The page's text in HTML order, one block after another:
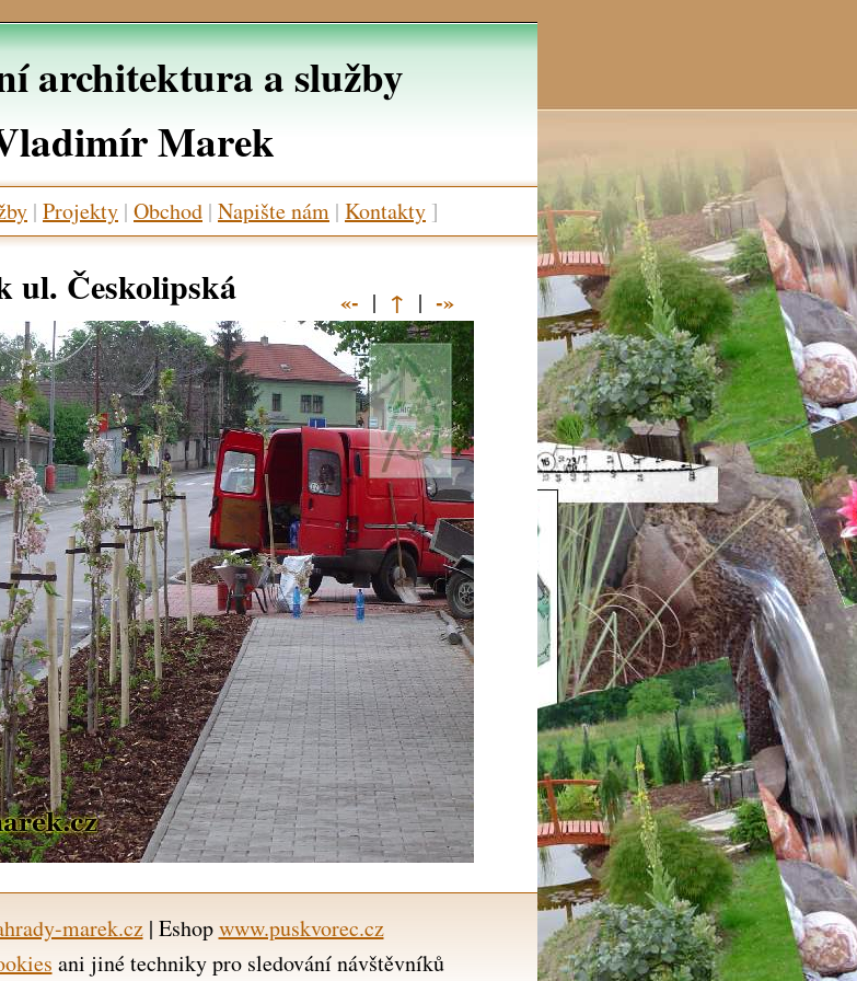
architektura a služby
Marek
| Projekty | Obchod | Napište nám | Kontakty ]
ul. Českolipská «- | ↑ | -»
marek.cz| Eshopwww.puskvorec.cz
ani jiné techniky pro sledování návštěvníků